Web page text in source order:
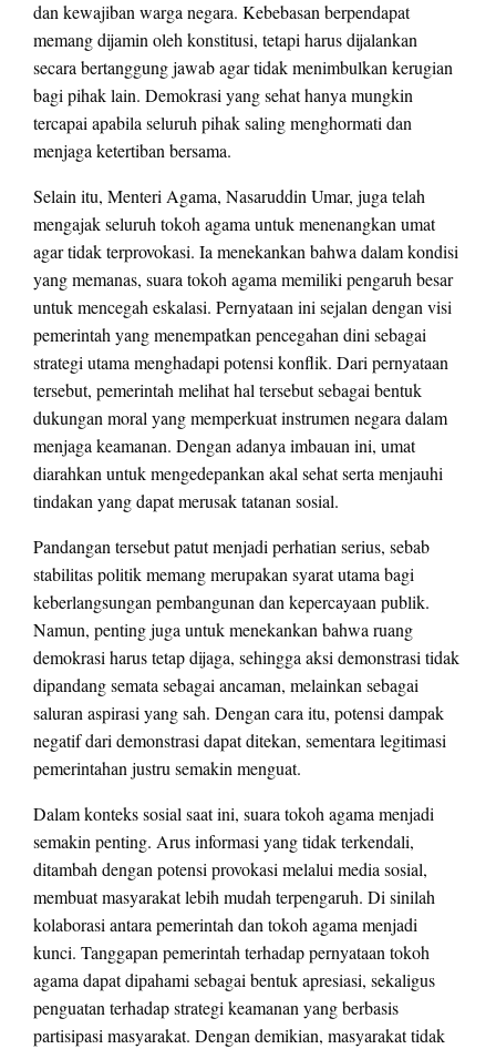
dan kewajiban warga negara. Kebebasan berpendapat
memang dijamin oleh konstitusi, tetapi harus dijalankan
secara bertanggung jawab agar tidak menimbulkan kerugian
bagi pihak lain. Demokrasi yang sehat hanya mungkin
tercapai apabila seluruh pihak saling menghormati dan
menjaga ketertiban bersama.
Selain itu, Menteri Agama, Nasaruddin Umar, juga telah
mengajak seluruh tokoh agama untuk menenangkan umat
agar tidak terprovokasi. Ia menekankan bahwa dalam kondisi
yang memanas, suara tokoh agama memiliki pengaruh besar
untuk mencegah eskalasi. Pernyataan ini sejalan dengan visi
pemerintah yang menempatkan pencegahan dini sebagai
strategi utama menghadapi potensi konflik. Dari pernyataan
tersebut, pemerintah melihat hal tersebut sebagai bentuk
dukungan moral yang memperkuat instrumen negara dalam
menjaga keamanan. Dengan adanya imbauan ini, umat
diarahkan untuk mengedepankan akal sehat serta menjauhi
tindakan yang dapat merusak tatanan sosial.
Pandangan tersebut patut menjadi perhatian serius, sebab
stabilitas politik memang merupakan syarat utama bagi
keberlangsungan pembangunan dan kepercayaan publik.
Namun, penting juga untuk menekankan bahwa ruang
demokrasi harus tetap dijaga, sehingga aksi demonstrasi tidak
dipandang semata sebagai ancaman, melainkan sebagai
saluran aspirasi yang sah. Dengan cara itu, potensi dampak
negatif dari demonstrasi dapat ditekan, sementara legitimasi
pemerintahan justru semakin menguat.
Dalam konteks sosial saat ini, suara tokoh agama menjadi
semakin penting. Arus informasi yang tidak terkendali,
ditambah dengan potensi provokasi melalui media sosial,
membuat masyarakat lebih mudah terpengaruh. Di sinilah
kolaborasi antara pemerintah dan tokoh agama menjadi
kunci. Tanggapan pemerintah terhadap pernyataan tokoh
agama dapat dipahami sebagai bentuk apresiasi, sekaligus
penguatan terhadap strategi keamanan yang berbasis
partisipasi masyarakat. Dengan demikian, masyarakat tidak